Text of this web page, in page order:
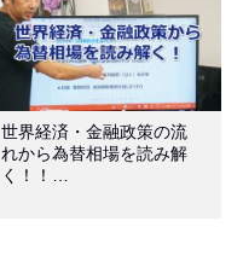
世界経済・金融政策の流
れから為替相場を読み解
く！！…